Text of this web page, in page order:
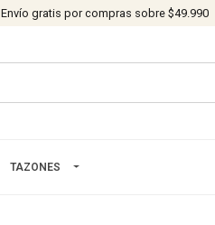
Envío gratis por compras sobre $49.990
TAZONES